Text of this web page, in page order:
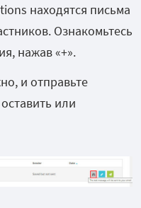
находятся письма
Ознакомьтесь
нажав «+».
и отправьте
или